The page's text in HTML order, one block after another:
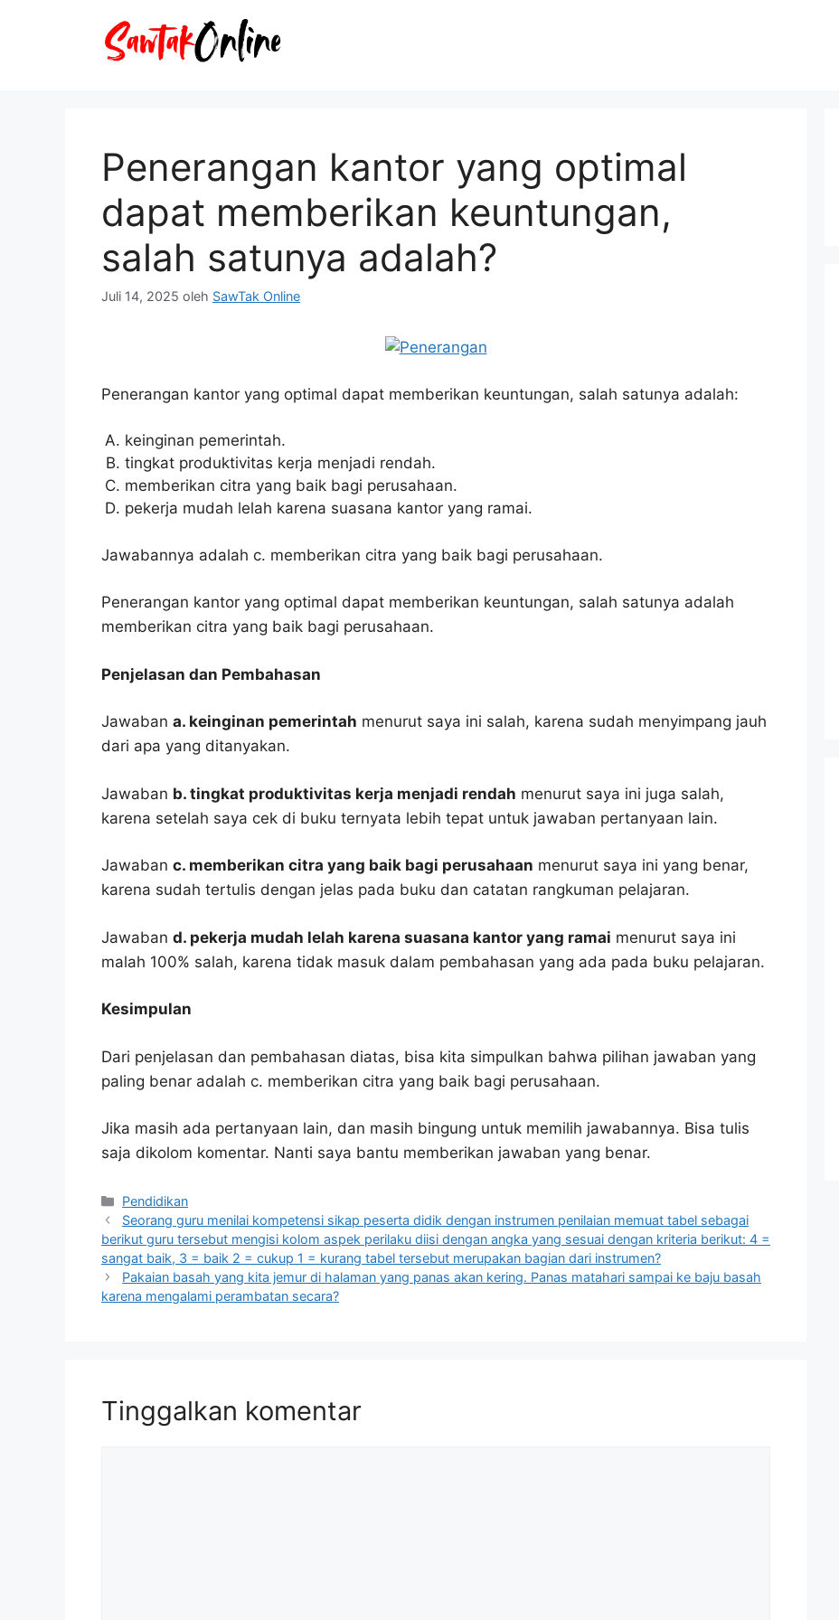
Penerangan kantor yang optimal
dapat memberikan keuntungan,
salah satunya adalah?
Juli 14, 2025 oleh SawTak Online
Penerangan kantor yang optimal dapat memberikan keuntungan, salah satunya adalah:
keinginan pemerintah.
tingkat produktivitas kerja menjadi rendah.
memberikan citra yang baik bagi perusahaan.
pekerja mudah lelah karena suasana kantor yang ramai.
Jawabannya adalah c. memberikan citra yang baik bagi perusahaan.
Penerangan kantor yang optimal dapat memberikan keuntungan, salah satunya adalah
memberikan citra yang baik bagi perusahaan.
Penjelasan dan Pembahasan
Jawaban a. keinginan pemerintah menurut saya ini salah, karena sudah menyimpang jauh
dari apa yang ditanyakan.
Jawaban b. tingkat produktivitas kerja menjadi rendah menurut saya ini juga salah,
karena setelah saya cek di buku ternyata lebih tepat untuk jawaban pertanyaan lain.
Jawaban c. memberikan citra yang baik bagi perusahaan menurut saya ini yang benar,
karena sudah tertulis dengan jelas pada buku dan catatan rangkuman pelajaran.
Jawaban d. pekerja mudah lelah karena suasana kantor yang ramai menurut saya ini
malah 100% salah, karena tidak masuk dalam pembahasan yang ada pada buku pelajaran.
Kesimpulan
Dari penjelasan dan pembahasan diatas, bisa kita simpulkan bahwa pilihan jawaban yang
paling benar adalah c. memberikan citra yang baik bagi perusahaan.
Jika masih ada pertanyaan lain, dan masih bingung untuk memilih jawabannya. Bisa tulis
saja dikolom komentar. Nanti saya bantu memberikan jawaban yang benar.
Kategori
Pendidikan
Seorang guru menilai kompetensi sikap peserta didik dengan instrumen penilaian memuat tabel sebagai
berikut guru tersebut mengisi kolom aspek perilaku diisi dengan angka yang sesuai dengan kriteria berikut: 4 =
sangat baik, 3 = baik 2 = cukup 1 = kurang tabel tersebut merupakan bagian dari instrumen?
Pakaian basah yang kita jemur di halaman yang panas akan kering. Panas matahari sampai ke baju basah
karena mengalami perambatan secara?
Tinggalkan komentar